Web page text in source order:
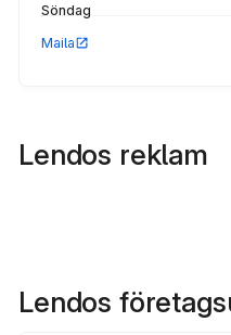
Söndag
Maila
Lendos reklam
Lendos